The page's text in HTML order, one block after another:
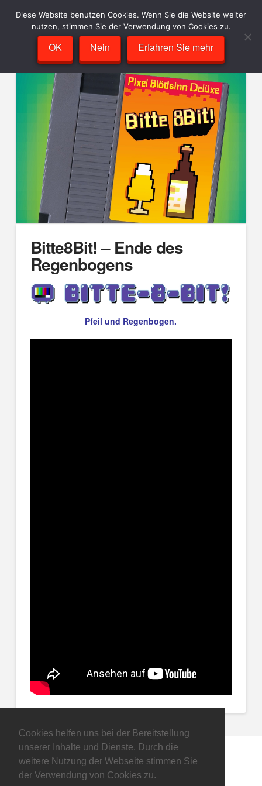
Cookies helfen uns bei der Bereitstellung
unserer Inhalte und Dienste. Durch die
weitere Nutzung der Webseite stimmen Sie
der Verwendung von Cookies zu.
Bitte8Bit! – Ende des
Regenbogens
Pfeil und Regenbogen.
Diese Website benutzen Cookies. Wenn Sie die Website weiter
nutzen, stimmen Sie der Verwendung von Cookies zu.
OK Nein Erfahren Sie mehr